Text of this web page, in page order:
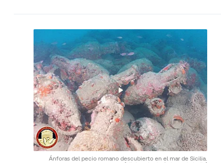
Ánforas del pecio romano descubierto en el mar de Sicilia.